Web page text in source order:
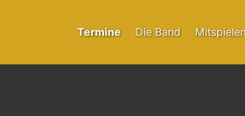
Termine Die Band